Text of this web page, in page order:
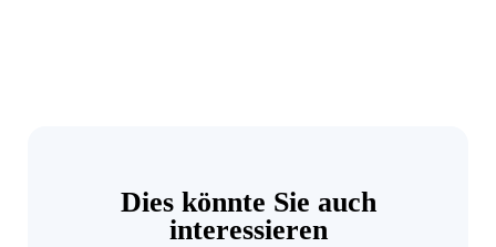
Dies könnte Sie auch
interessieren